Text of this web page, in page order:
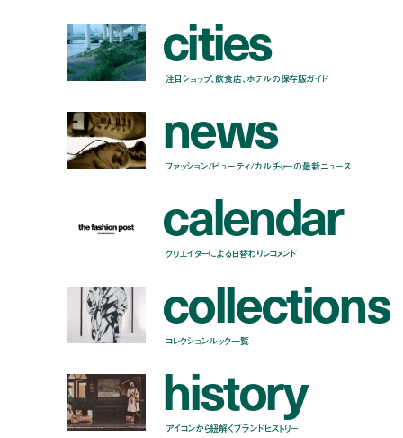
cities
注目ショップ、飲食店、ホテルの保存版ガイド
news
ファッション/ビューティ/カルチャーの最新ニュース
calendar
クリエイターによる日替わりレコメンド
collections
コレクションルック一覧
history
アイコンから紐解くブランドヒストリー